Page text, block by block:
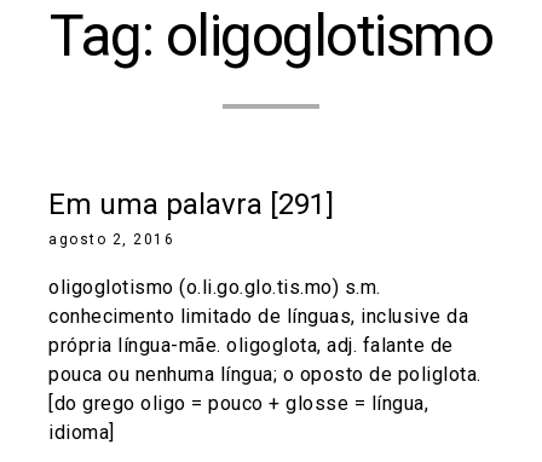
Tag: oligoglotismo
Em uma palavra [291]
agosto 2, 2016
oligoglotismo (o.li.go.glo.tis.mo) s.m.
conhecimento limitado de línguas, inclusive da
própria língua-mãe. oligoglota, adj. falante de
pouca ou nenhuma língua; o oposto de poliglota.
[do grego oligo = pouco + glosse = língua,
idioma]